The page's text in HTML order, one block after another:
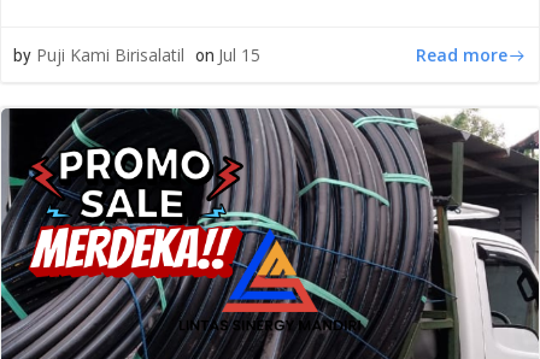
by Puji Kami Birisalatil on Jul 15 Read more